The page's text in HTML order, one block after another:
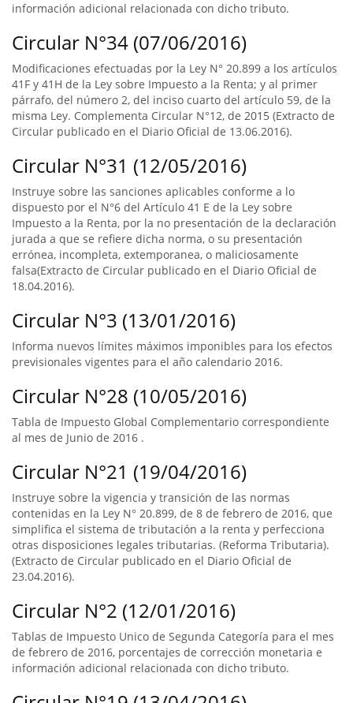
información adicional relacionada con dicho tributo.
Circular N°34 (07/06/2016)
Modificaciones efectuadas por la Ley N° 20.899 a los artículos
41F y 41H de la Ley sobre Impuesto a la Renta; y al primer
párrafo, del número 2, del inciso cuarto del artículo 59, de la
misma Ley. Complementa Circular N°12, de 2015 (Extracto de
Circular publicado en el Diario Oficial de 13.06.2016).
Circular N°31 (12/05/2016)
Instruye sobre las sanciones aplicables conforme a lo
dispuesto por el N°6 del Artículo 41 E de la Ley sobre
Impuesto a la Renta, por la no presentación de la declaración
jurada a que se refiere dicha norma, o su presentación
errónea, incompleta, extemporanea, o maliciosamente
falsa(Extracto de Circular publicado en el Diario Oficial de
18.04.2016).
Circular N°3 (13/01/2016)
Informa nuevos límites máximos imponibles para los efectos
previsionales vigentes para el año calendario 2016.
Circular N°28 (10/05/2016)
Tabla de Impuesto Global Complementario correspondiente
al mes de Junio de 2016 .
Circular N°21 (19/04/2016)
Instruye sobre la vigencia y transición de las normas
contenidas en la Ley N° 20.899, de 8 de febrero de 2016, que
simplifica el sistema de tributación a la renta y perfecciona
otras disposiciones legales tributarias. (Reforma Tributaria).
(Extracto de Circular publicado en el Diario Oficial de
23.04.2016).
Circular N°2 (12/01/2016)
Tablas de Impuesto Unico de Segunda Categoría para el mes
de febrero de 2016, porcentajes de corrección monetaria e
información adicional relacionada con dicho tributo.